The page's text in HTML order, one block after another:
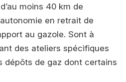
moins 40 km de
en retrait de
au gazole. Sont à
des ateliers spécifiques
dépôts de gaz dont certains